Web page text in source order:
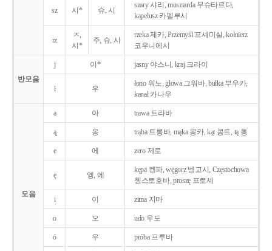
sz 시* 슈, 시
szary 샤리, musztarda 무슈타르다,
kapelusz 카펠루시
rz
ㅈ,
시*
주, 슈, 시
rzeka 제카, Przemyśl 프셰미실, kołnierz
코우니에시
반모음
j 이* jasny 야스니, kraj 크라이
ł 우
łono 워노, głowa 그워바, bułka 부우카,
kanał 카나우
모음
a 아 trawa 트라바
ą̨ 옹 trąba 트롱바, mąka 몽카, kąt 콩트, tą 통
e 에 zero 제로
ę 엥, 에
kępa 켕파, węgorz 벵고시, Częstochowa
쳉스토호바, proszę 프로셰
i 이 zima 지마
o 오 udo 우도
ó 우 próba 프루바